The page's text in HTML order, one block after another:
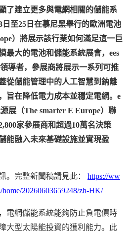
了建立更多與電網相關的儲能系
至25日在慕尼黑舉行的歐洲電池
）將展示該行業如何滿足這一巨
最大的電池和儲能系統展會，ees
導者，參展商將展示一系列可推
從儲能管理中的人工智慧到鈉離
旨在降低電力成本並穩定電網。e
展（The smarter E Europe）聯
家參展商和超過10萬名決策
能融入未來基礎設施並實現盈
。完整新聞稿請見此： https://ww
home/20260603659248/zh-HK/
電網儲能系統能夠防止負電價時
大型太陽能投資的獲利能力。此